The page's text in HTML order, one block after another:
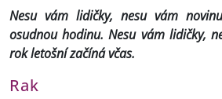
Nesu vám lidičky, nesu vám
osudnou hodinu. Nesu vám lidičky,
rok letošní začíná včas.
Rak